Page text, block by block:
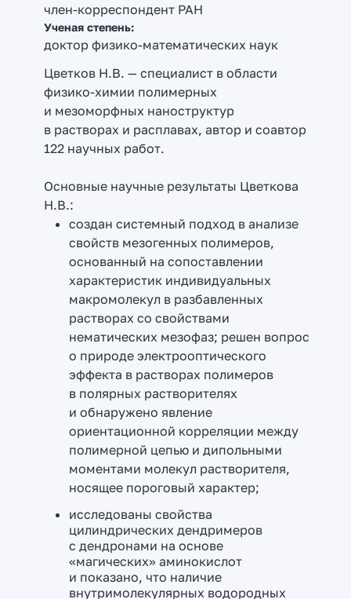
Цветков Н.В. — специалист в области
физико-химии полимерных
и мезоморфных наноструктур
в растворах и расплавах, автор и соавтор
122 научных работ.
Основные научные результаты Цветкова
Н.В.:
создан системный подход в анализе
свойств мезогенных полимеров,
основанный на сопоставлении
характеристик индивидуальных
макромолекул в разбавленных
растворах со свойствами
нематических мезофаз; решен вопрос
о природе электрооптического
эффекта в растворах полимеров
в полярных растворителях
и обнаружено явление
ориентационной корреляции между
полимерной цепью и дипольными
моментами молекул растворителя,
носящее пороговый характер;
исследованы свойства
цилиндрических дендримеров
с дендронами на основе
«магических» аминокислот
и показано, что наличие
внутримолекулярных водородных
член-корреспондент РАН
Ученая степень:
доктор физико-математических наук